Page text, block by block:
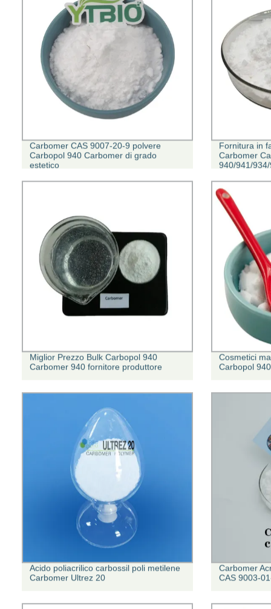
Carbomer CAS 9007-20-9 polvere
Carbopol 940 Carbomer di grado
estetico
Fornitura in
Carbomer
940/941/
Miglior Prezzo Bulk Carbopol 940
Carbomer 940 fornitore produttore
Cosmetici
Carbopol
Acido poliacrilico carbossil poli metilene
Carbomer Ultrez 20
Carbomer
CAS 9003-